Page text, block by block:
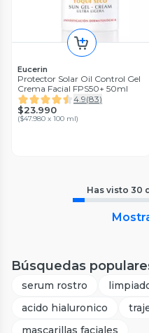
Eucerin
Protector Solar Oil Control Gel
Crema Facial FPS50+ 50ml
4.9(83)
$23.990
($47.980 x 100 ml)
Has visto 30
Búsquedas
serum rostro
acido hialuronico
mascarillas faciales